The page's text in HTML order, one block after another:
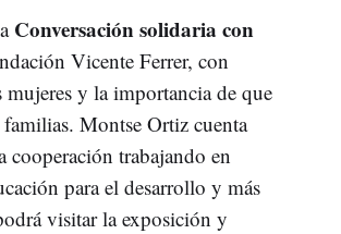
Conversación solidaria con
Vicente Ferrer, con
mujeres y la importancia de que
Montse Ortiz cuenta
cooperación trabajando en
para el desarrollo y más
visitar la exposición y